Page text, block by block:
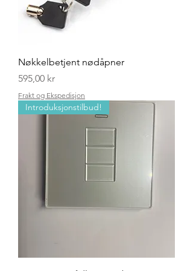
Nøkkelbetjent nødåpner
Pris
595,00 kr
Frakt og Ekspedisjon
Introduksjonstilbud!